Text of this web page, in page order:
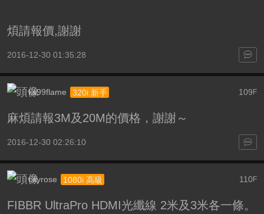
煩請報價,謝謝
2016-12-30 01:35:28
109 F
ks99flame 320i 新手
麻煩請報3M及20M的價格，謝謝～
2016-12-30 02:26:10
110F
cityrose 1080i 高級
FIBBR UltraPro HDMI光纖線 2米及3米各一條。